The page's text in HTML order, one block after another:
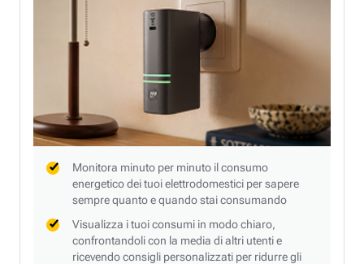
Monitora minuto per minuto il consumo
energetico dei tuoi elettrodomestici per sapere
sempre quanto e quando stai consumando
Visualizza i tuoi consumi in modo chiaro,
confrontandoli con la media di altri utenti e
ricevendo consigli personalizzati per ridurre gli